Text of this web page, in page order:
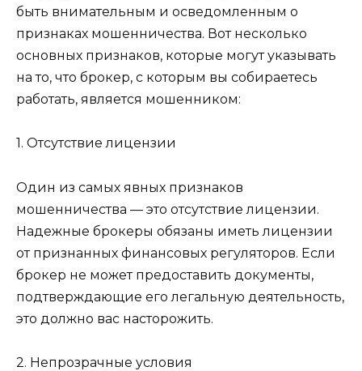
быть внимательным и осведомленным о
признаках мошенничества. Вот несколько
основных признаков, которые могут указывать
на то, что брокер, с которым вы собираетесь
работать, является мошенником:
1. Отсутствие лицензии
Один из самых явных признаков
мошенничества — это отсутствие лицензии.
Надежные брокеры обязаны иметь лицензии
от признанных финансовых регуляторов. Если
брокер не может предоставить документы,
подтверждающие его легальную деятельность,
это должно вас насторожить.
2. Непрозрачные условия